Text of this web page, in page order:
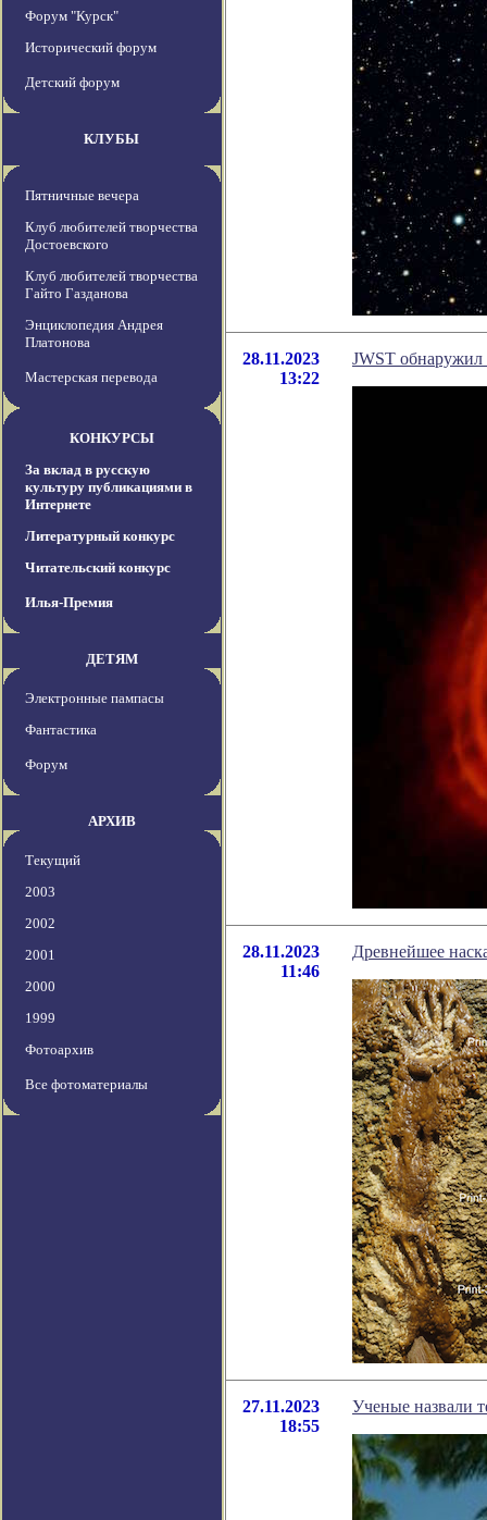
Форум "Курск"
Исторический форум
Детский форум
КЛУБЫ
Пятничные вечера
Клуб любителей творчества
Достоевского
Клуб любителей творчества
Гайто Газданова
Энциклопедия Андрея
Платонова
Мастерская перевода
КОНКУРСЫ
За вклад в русскую
культуру публикациями в
Интернете
Литературный конкурс
Читательский конкурс
Илья-Премия
ДЕТЯМ
Электронные пампасы
Фантастика
Форум
АРХИВ
Текущий
2003
2002
2001
2000
1999
Фотоархив
Все фотоматериалы
28.11.2023
13:22
JWST
28.11.2023
11:46
Древнейшее
27.11.2023
18:55
Ученые назвали